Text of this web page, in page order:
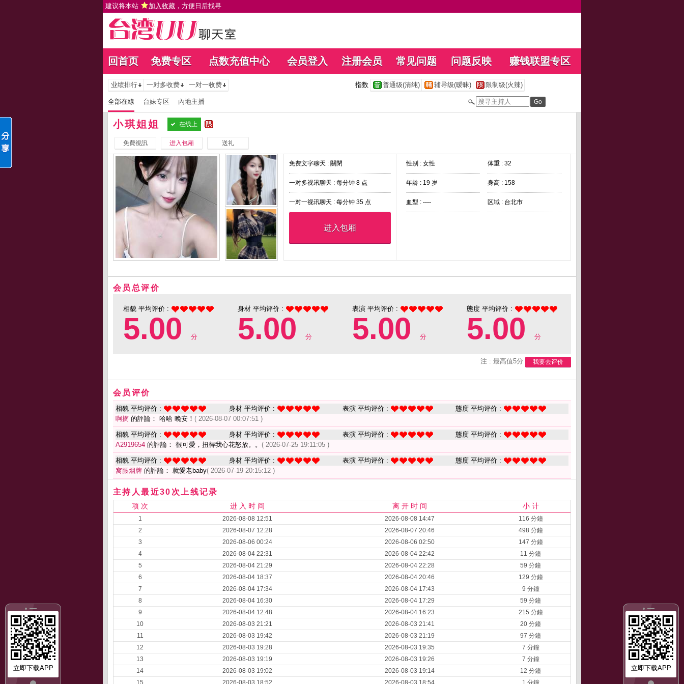
建议将本站 加入收藏 ，方便日后找寻
回首页 免费专区 点数充值中心 会员登入 注册会员 常见问题 问题反映 赚钱联盟专区
立即下载APP
立即下载APP
业绩排行 一对多收费 一对一收费 指数 普通级(清纯) 辅导级(暧昧) 限制级(火辣)
全部在線 台妹专区 內地主播
小琪姐姐 在线上
免費視訊 进入包厢 送礼
免费文字聊天 : 關閉
一对多视讯聊天 : 每分钟 8 点
一对一视讯聊天 : 每分钟 35 点
进入包厢
性别 : 女性 体重 : 32
年龄 : 19 岁 身高 : 158
血型 : ---- 区域 : 台北市
会员总评价
相貌 平均评价 :
5.00 分
身材 平均评价 :
5.00 分
表演 平均评价 :
5.00 分
態度 平均评价 :
5.00 分
注 : 最高值5分 我要去评价
会员评价
相貌 平均评价 : 身材 平均评价 : 表演 平均评价 :
態度 平均评价 :
啊摘 的評論： 哈哈 晚安！ ( 2026-08-07 00:07:51 )
相貌 平均评价 : 身材 平均评价 : 表演 平均评价 :
態度 平均评价 :
A2919654 的評論： 很可愛，扭得我心花怒放。。 ( 2026-07-25 19:11:05 )
相貌 平均评价 : 身材 平均评价 : 表演 平均评价 :
態度 平均评价 :
窝腰烟牌 的評論： 就愛老baby( 2026-07-19 20:15:12 )
主持人最近30次上线记录
项 次 进 入 时 间 离 开 时 间 小 计
1 2026-08-08 12:51 2026-08-08 14:47
116 分鐘
2
2026-08-07 12:28 2026-08-07 20:46
498 分鐘
3
2026-08-06 00:24 2026-08-06 02:50
147 分鐘
4
2026-08-04 22:31 2026-08-04 22:42
11 分鐘
5
2026-08-04 21:29 2026-08-04 22:28
59 分鐘
6
2026-08-04 18:37 2026-08-04 20:46
129 分鐘
7
2026-08-04 17:34 2026-08-04 17:43
9 分鐘
8
2026-08-04 16:30 2026-08-04 17:29
59 分鐘
9
2026-08-04 12:48 2026-08-04 16:23
215 分鐘
10
2026-08-03 21:21 2026-08-03 21:41
20 分鐘
11
2026-08-03 19:42 2026-08-03 21:19
97 分鐘
12
2026-08-03 19:28 2026-08-03 19:35
7 分鐘
13
2026-08-03 19:19 2026-08-03 19:26
7 分鐘
14
2026-08-03 19:02 2026-08-03 19:14
12 分鐘
15
2026-08-03 18:52 2026-08-03 18:54 1 分鐘